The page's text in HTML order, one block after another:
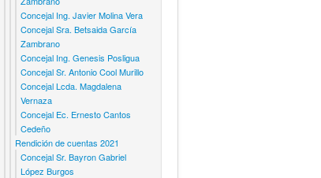
Concejal Ing. Javier Molina Vera
Concejal Sra. Betsaida García
Zambrano
Concejal Ing. Genesis Posligua
Concejal Sr. Antonio Cool Murillo
Concejal Lcda. Magdalena
Vernaza
Concejal Ec. Ernesto Cantos
Cedeño
Rendición de cuentas 2021
Concejal Sr. Bayron Gabriel
López Burgos